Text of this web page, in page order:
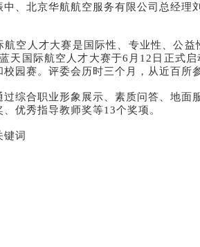
中、北京华航航空服务有限公司总经
航空人才大赛是国际性、专业性、公
天国际航空人才大赛于6月12日正式
校园赛。评委会历时三个月，从近百所
过综合职业形象展示、素质问答、地面
优秀指导教师奖等13个奖项。